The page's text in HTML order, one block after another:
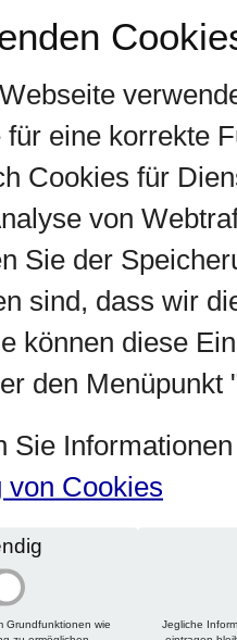
für eine korrekte
Cookies für
von
Sie der
sind, dass wir
können diese
den Menüpunkt
Sie
von Cookies
Grundfunktionen wie
Jegliche